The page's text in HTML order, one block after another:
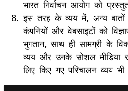
भारत निर्वाचन आयोग को
इस तरह के व्यय में, अन्य
कंपनियों और वेबसाइटों को
भुगतान, साथ ही सामग्री के
व्यय और उनके सोशल मीडिया
लिए किए गए परिचालन व्यय भी